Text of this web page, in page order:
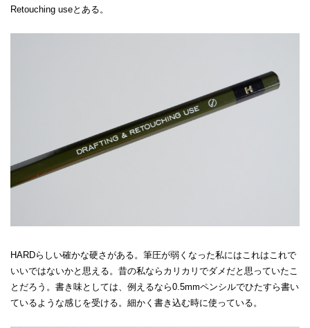
Retouching useとある。
HARDらしい確かな硬さがある。筆圧が弱くなった私にはこれはこれで
いいではないかと思える。昔の私ならカリカリでダメだと思っていたこ
とだろう。書き味としては、例えるなら0.5mmペンシルでひたすら書い
ているような感じを受ける。細かく書き込む時に使っている。